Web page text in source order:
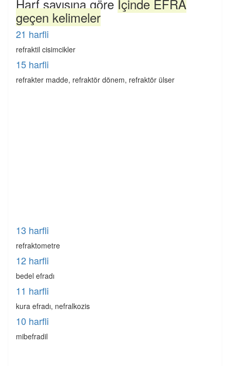
Harf sayısına göre İçinde EFRA
geçen kelimeler
21 harfli
refraktil cisimcikler
15 harfli
refrakter madde, refraktör dönem, refraktör ülser
13 harfli
refraktometre
12 harfli
bedel efradı
11 harfli
kura efradı, nefralkozis
10 harfli
mibefradil